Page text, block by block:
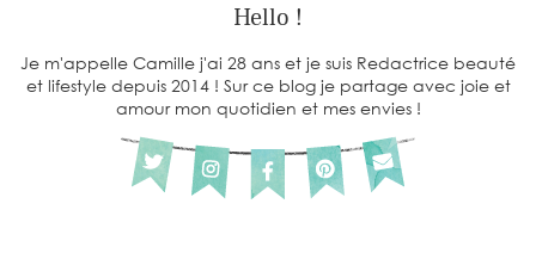
Hello !
Je m'appelle Camille j'ai 28 ans et je suis Redactrice beauté
et lifestyle depuis 2014 ! Sur ce blog je partage avec joie et
amour mon quotidien et mes envies !